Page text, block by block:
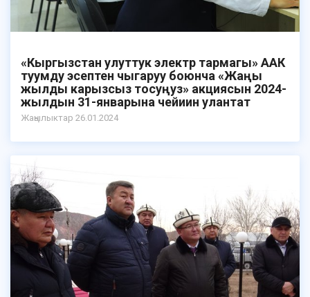
«Кыргызстан улуттук электр тармагы» ААК
туумду эсептен чыгаруу боюнча «Жаңы
жылды карызсыз тосуңуз» акциясын 2024-
жылдын 31-январына чейиин улантат
Жаңылыктар 26.01.2024